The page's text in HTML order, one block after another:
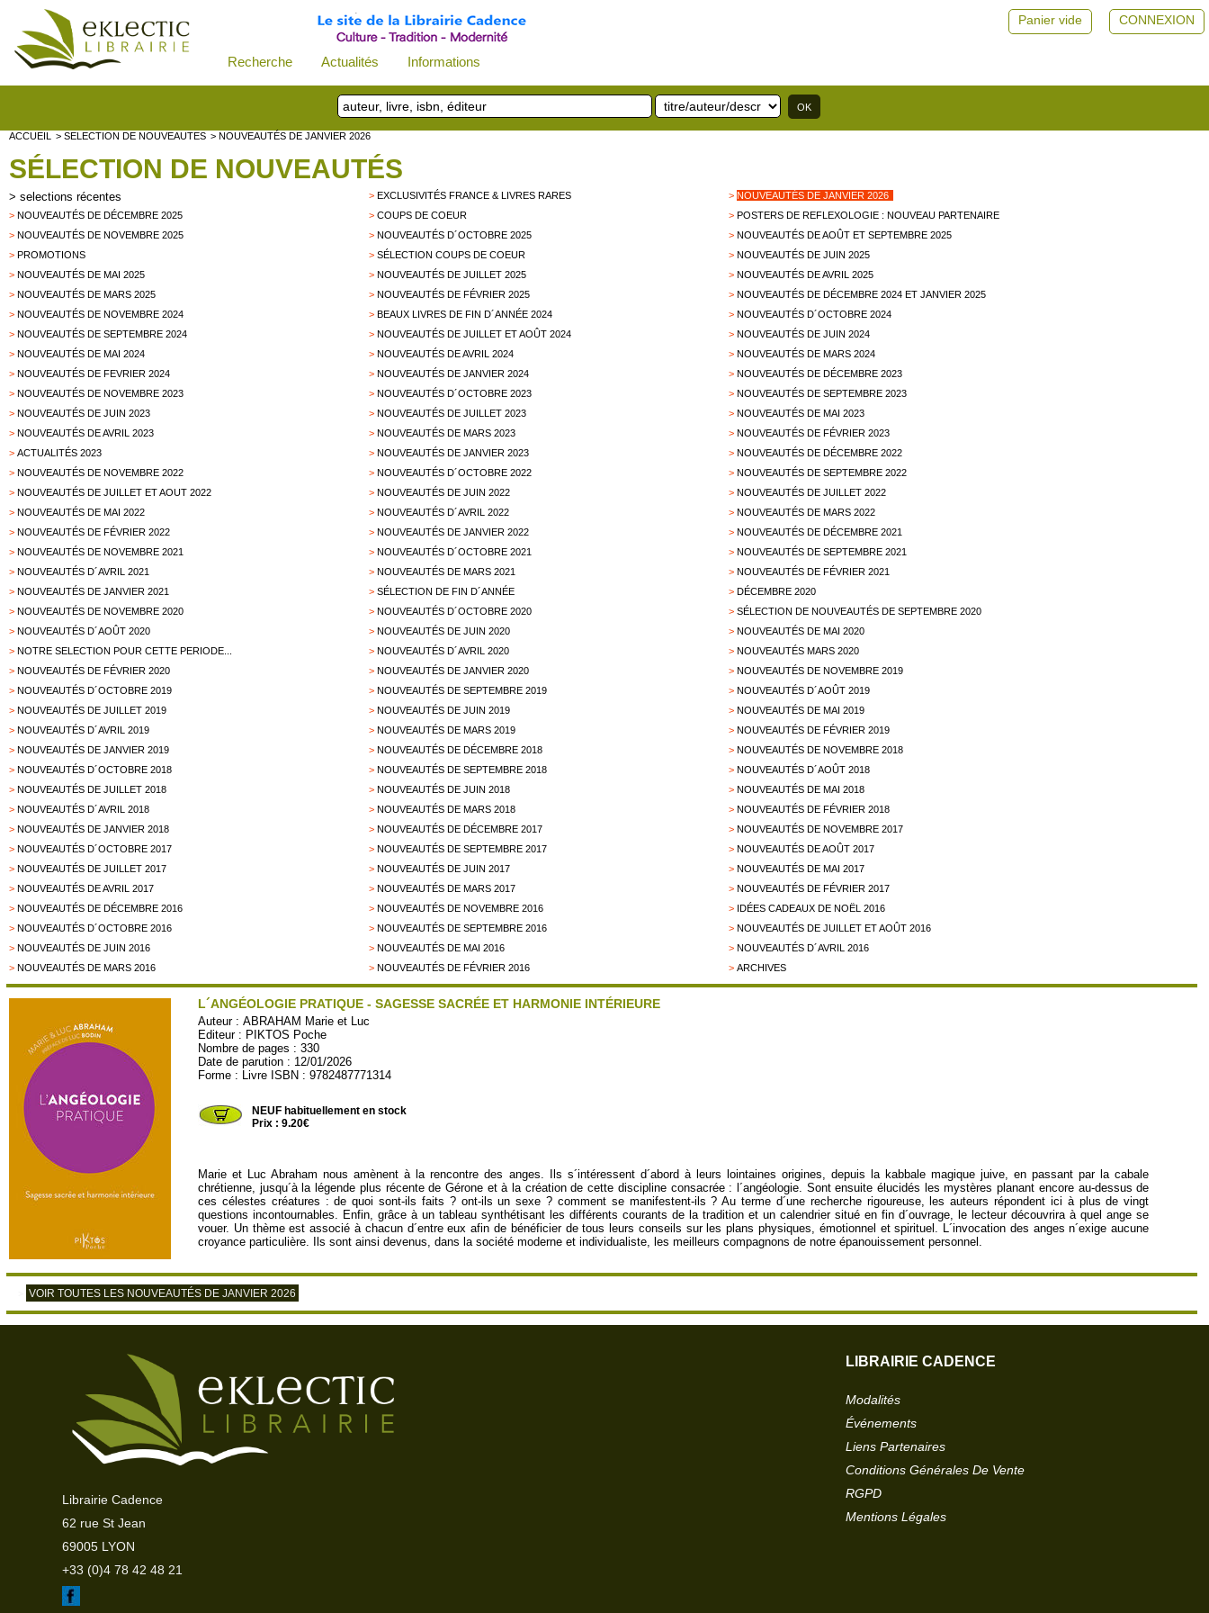
Recherche Actualités Informations
CONNEXION
Panier vide
ACCUEIL > SELECTION DE NOUVEAUTES > NOUVEAUTÉS DE JANVIER 2026
SÉLECTION DE NOUVEAUTÉS
> selections récentes >EXCLUSIVITÉS FRANCE & LIVRES RARES > NOUVEAUTÉS DE JANVIER 2026
> NOUVEAUTÉS DE DÉCEMBRE 2025 >COUPS DE COEUR >POSTERS DE REFLEXOLOGIE : NOUVEAU PARTENAIRE
> NOUVEAUTÉS DE NOVEMBRE 2025 >NOUVEAUTÉS D´OCTOBRE 2025 >NOUVEAUTÉS DE AOÛT ET SEPTEMBRE 2025
> PROMOTIONS >SÉLECTION COUPS DE COEUR >NOUVEAUTÉS DE JUIN 2025
> NOUVEAUTÉS DE MAI 2025 >NOUVEAUTÉS DE JUILLET 2025 >NOUVEAUTÉS DE AVRIL 2025
> NOUVEAUTÉS DE MARS 2025 >NOUVEAUTÉS DE FÉVRIER 2025 >NOUVEAUTÉS DE DÉCEMBRE 2024 ET JANVIER 2025
> NOUVEAUTÉS DE NOVEMBRE 2024 >BEAUX LIVRES DE FIN D´ANNÉE 2024 >NOUVEAUTÉS D´OCTOBRE 2024
> NOUVEAUTÉS DE SEPTEMBRE 2024 >NOUVEAUTÉS DE JUILLET ET AOÛT 2024 >NOUVEAUTÉS DE JUIN 2024
> NOUVEAUTÉS DE MAI 2024 >NOUVEAUTÉS DE AVRIL 2024 >NOUVEAUTÉS DE MARS 2024
> NOUVEAUTÉS DE FEVRIER 2024 >NOUVEAUTÉS DE JANVIER 2024 >NOUVEAUTÉS DE DÉCEMBRE 2023
> NOUVEAUTÉS DE NOVEMBRE 2023 >NOUVEAUTÉS D´OCTOBRE 2023 >NOUVEAUTÉS DE SEPTEMBRE 2023
> NOUVEAUTÉS DE JUIN 2023 >NOUVEAUTÉS DE JUILLET 2023 >NOUVEAUTÉS DE MAI 2023
> NOUVEAUTÉS DE AVRIL 2023 >NOUVEAUTÉS DE MARS 2023 >NOUVEAUTÉS DE FÉVRIER 2023
> ACTUALITÉS 2023 >NOUVEAUTÉS DE JANVIER 2023 >NOUVEAUTÉS DE DÉCEMBRE 2022
> NOUVEAUTÉS DE NOVEMBRE 2022 >NOUVEAUTÉS D´OCTOBRE 2022 >NOUVEAUTÉS DE SEPTEMBRE 2022
> NOUVEAUTÉS DE JUILLET ET AOUT 2022 >NOUVEAUTÉS DE JUIN 2022 >NOUVEAUTÉS DE JUILLET 2022
> NOUVEAUTÉS DE MAI 2022 >NOUVEAUTÉS D´AVRIL 2022 >NOUVEAUTÉS DE MARS 2022
> NOUVEAUTÉS DE FÉVRIER 2022 >NOUVEAUTÉS DE JANVIER 2022 >NOUVEAUTÉS DE DÉCEMBRE 2021
> NOUVEAUTÉS DE NOVEMBRE 2021 >NOUVEAUTÉS D´OCTOBRE 2021 >NOUVEAUTÉS DE SEPTEMBRE 2021
> NOUVEAUTÉS D´AVRIL 2021 >NOUVEAUTÉS DE MARS 2021 >NOUVEAUTÉS DE FÉVRIER 2021
> NOUVEAUTÉS DE JANVIER 2021 >SÉLECTION DE FIN D´ANNÉE >DÉCEMBRE 2020
> NOUVEAUTÉS DE NOVEMBRE 2020 >NOUVEAUTÉS D´OCTOBRE 2020 >SÉLECTION DE NOUVEAUTÉS DE SEPTEMBRE 2020
> NOUVEAUTÉS D´AOÛT 2020 >NOUVEAUTÉS DE JUIN 2020 >NOUVEAUTÉS DE MAI 2020
> NOTRE SELECTION POUR CETTE PERIODE... >NOUVEAUTÉS D´AVRIL 2020 >NOUVEAUTÉS MARS 2020
> NOUVEAUTÉS DE FÉVRIER 2020 >NOUVEAUTÉS DE JANVIER 2020 >NOUVEAUTÉS DE NOVEMBRE 2019
> NOUVEAUTÉS D´OCTOBRE 2019 >NOUVEAUTÉS DE SEPTEMBRE 2019 >NOUVEAUTÉS D´AOÛT 2019
> NOUVEAUTÉS DE JUILLET 2019 >NOUVEAUTÉS DE JUIN 2019 >NOUVEAUTÉS DE MAI 2019
> NOUVEAUTÉS D´AVRIL 2019 >NOUVEAUTÉS DE MARS 2019 >NOUVEAUTÉS DE FÉVRIER 2019
> NOUVEAUTÉS DE JANVIER 2019 >NOUVEAUTÉS DE DÉCEMBRE 2018 >NOUVEAUTÉS DE NOVEMBRE 2018
> NOUVEAUTÉS D´OCTOBRE 2018 >NOUVEAUTÉS DE SEPTEMBRE 2018 >NOUVEAUTÉS D´AOÛT 2018
> NOUVEAUTÉS DE JUILLET 2018 >NOUVEAUTÉS DE JUIN 2018 >NOUVEAUTÉS DE MAI 2018
> NOUVEAUTÉS D´AVRIL 2018 >NOUVEAUTÉS DE MARS 2018 >NOUVEAUTÉS DE FÉVRIER 2018
> NOUVEAUTÉS DE JANVIER 2018 >NOUVEAUTÉS DE DÉCEMBRE 2017 >NOUVEAUTÉS DE NOVEMBRE 2017
> NOUVEAUTÉS D´OCTOBRE 2017 >NOUVEAUTÉS DE SEPTEMBRE 2017 >NOUVEAUTÉS DE AOÛT 2017
> NOUVEAUTÉS DE JUILLET 2017 >NOUVEAUTÉS DE JUIN 2017 >NOUVEAUTÉS DE MAI 2017
> NOUVEAUTÉS DE AVRIL 2017 >NOUVEAUTÉS DE MARS 2017 >NOUVEAUTÉS DE FÉVRIER 2017
> NOUVEAUTÉS DE DÉCEMBRE 2016 >NOUVEAUTÉS DE NOVEMBRE 2016 > IDÉES CADEAUX DE NOËL 2016
> NOUVEAUTÉS D´OCTOBRE 2016 >NOUVEAUTÉS DE SEPTEMBRE 2016 >NOUVEAUTÉS DE JUILLET ET AOÛT 2016
> NOUVEAUTÉS DE JUIN 2016 >NOUVEAUTÉS DE MAI 2016 >NOUVEAUTÉS D´AVRIL 2016
> NOUVEAUTÉS DE MARS 2016 >NOUVEAUTÉS DE FÉVRIER 2016 >ARCHIVES
L´ANGÉOLOGIE PRATIQUE - SAGESSE SACRÉE ET HARMONIE INTÉRIEURE
Auteur :ABRAHAM Marie et Luc
Editeur : PIKTOS Poche
Nombre de pages : 330
Date de parution : 12/01/2026
Forme : Livre ISBN : 9782487771314
NEUF habituellement en stock
Prix : 9.20€
Marie et Luc Abraham nous amènent à la rencontre des anges. Ils s´intéressent d´abord à leurs lointaines origines, depuis la kabbale magique juive, en passant par la cabale
chrétienne, jusqu´à la légende plus récente de Gérone et à la création de cette discipline consacrée : l´angéologie. Sont ensuite élucidés les mystères planant encore au-dessus de
ces célestes créatures : de quoi sont-ils faits ? ont-ils un sexe ? comment se manifestent-ils ? Au terme d´une recherche rigoureuse, les auteurs répondent ici à plus de vingt
questions incontournables. Enfin, grâce à un tableau synthétisant les différents courants de la tradition et un calendrier situé en fin d´ouvrage, le lecteur découvrira à quel ange se
vouer. Un thème est associé à chacun d´entre eux afin de bénéficier de tous leurs conseils sur les plans physiques, émotionnel et spirituel. L´invocation des anges n´exige aucune
croyance particulière. Ils sont ainsi devenus, dans la société moderne et individualiste, les meilleurs compagnons de notre épanouissement personnel.
VOIR TOUTES LES NOUVEAUTÉS DE JANVIER 2026
Librairie Cadence
62 rue St Jean
69005 LYON
+33 (0)4 78 42 48 21
LIBRAIRIE CADENCE
Modalités
Événements
Liens Partenaires
Conditions Générales De Vente
RGPD
Mentions Légales